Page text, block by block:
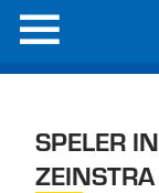
SPELER
ZEINSTRA